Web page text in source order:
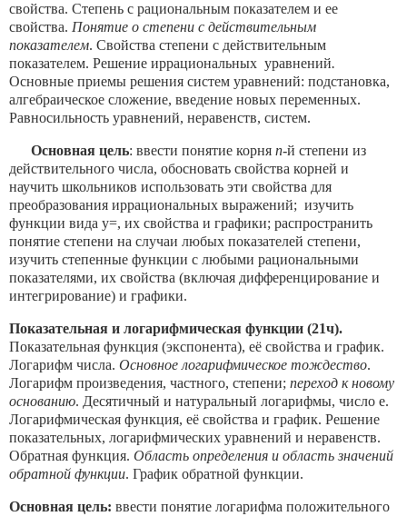
свойства. Степень с рациональным показателем и ее
свойства. Понятие о степени с действительным
показателем. Свойства степени с действительным
показателем. Решение иррациональных уравнений.
Основные приемы решения систем уравнений: подстановка,
алгебраическое сложение, введение новых переменных.
Равносильность уравнений, неравенств, систем.
Основная цель: ввести понятие корня n-й степени из
действительного числа, обосновать свойства корней и
научить школьников использовать эти свойства для
преобразования иррациональных выражений; изучить
функции вида у=, их свойства и графики; распространить
понятие степени на случаи любых показателей степени,
изучить степенные функции с любыми рациональными
показателями, их свойства (включая дифференцирование и
интегрирование) и графики.
Показательная и логарифмическая функции (21ч).
Показательная функция (экспонента), её свойства и график.
Логарифм числа. Основное логарифмическое тождество.
Логарифм произведения, частного, степени; переход к новому
основанию. Десятичный и натуральный логарифмы, число е.
Логарифмическая функция, её свойства и график. Решение
показательных, логарифмических уравнений и неравенств.
Обратная функция. Область определения и область значений
обратной функции. График обратной функции.
Основная цель: ввести понятие логарифма положительного